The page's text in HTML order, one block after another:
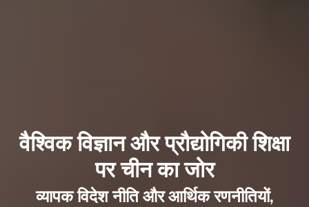
वैश्विक विज्ञान और प्रौद्योगिकी शिक्षा
पर चीन का जोर
व्यापक विदेश नीति और आर्थिक रणनीतियों,